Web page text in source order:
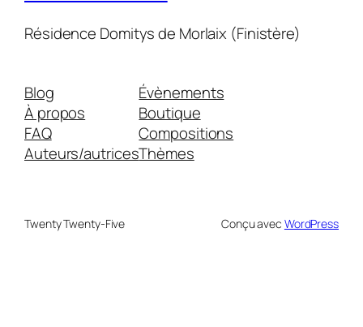
Résidence Domitys de Morlaix (Finistère)
Blog
À propos
FAQ
Auteurs/autrices
Évènements
Boutique
Compositions
Thèmes
Twenty Twenty-Five Conçu avec WordPress